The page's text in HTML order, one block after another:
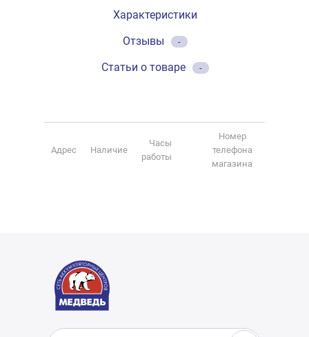
Характеристики
Отзывы
-
Статьи о товаре -
Адрес Наличие
Часы
работы
Номер
телефона
магазина